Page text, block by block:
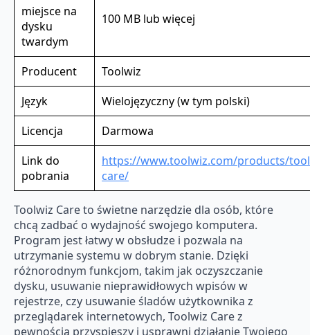
miejsce na
dysku
twardym
100 MB lub więcej
Producent
Toolwiz
Język
Wielojęzyczny (w tym polski)
Licencja
Darmowa
Link do
pobrania
https://www.toolwiz.com/products/
care/
Toolwiz Care to świetne narzędzie dla osób, które
chcą zadbać o wydajność swojego komputera.
Program jest łatwy w obsłudze i pozwala na
utrzymanie systemu w dobrym stanie. Dzięki
różnorodnym funkcjom, takim jak oczyszczanie
dysku, usuwanie nieprawidłowych wpisów w
rejestrze, czy usuwanie śladów użytkownika z
przeglądarek internetowych, Toolwiz Care z
pewnością przyspieszy i usprawni działanie Twojego